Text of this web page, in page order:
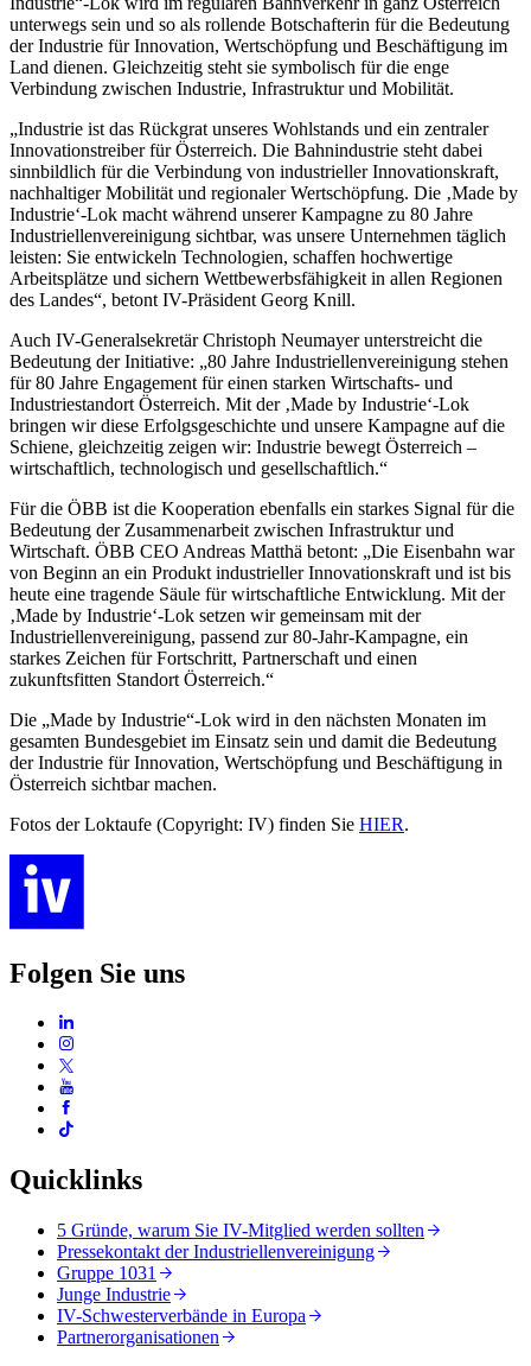
unterwegs sein und so als rollende Botschafterin für die Bedeutung
der Industrie für Innovation, Wertschöpfung und Beschäftigung im
Land dienen. Gleichzeitig steht sie symbolisch für die enge
Verbindung zwischen Industrie, Infrastruktur und Mobilität.
„Industrie ist das Rückgrat unseres Wohlstands und ein zentraler
Innovationstreiber für Österreich. Die Bahnindustrie steht dabei
sinnbildlich für die Verbindung von industrieller Innovationskraft,
nachhaltiger Mobilität und regionaler Wertschöpfung. Die ‚Made by
Industrie‘-Lok macht während unserer Kampagne zu 80 Jahre
Industriellenvereinigung sichtbar, was unsere Unternehmen täglich
leisten: Sie entwickeln Technologien, schaffen hochwertige
Arbeitsplätze und sichern Wettbewerbsfähigkeit in allen Regionen
des Landes“, betont IV-Präsident Georg Knill.
Auch IV-Generalsekretär Christoph Neumayer unterstreicht die
Bedeutung der Initiative: „80 Jahre Industriellenvereinigung stehen
für 80 Jahre Engagement für einen starken Wirtschafts- und
Industriestandort Österreich. Mit der ‚Made by Industrie‘-Lok
bringen wir diese Erfolgsgeschichte und unsere Kampagne auf die
Schiene, gleichzeitig zeigen wir: Industrie bewegt Österreich –
wirtschaftlich, technologisch und gesellschaftlich.“
Für die ÖBB ist die Kooperation ebenfalls ein starkes Signal für die
Bedeutung der Zusammenarbeit zwischen Infrastruktur und
Wirtschaft. ÖBB CEO Andreas Matthä betont: „Die Eisenbahn war
von Beginn an ein Produkt industrieller Innovationskraft und ist bis
heute eine tragende Säule für wirtschaftliche Entwicklung. Mit der
‚Made by Industrie‘-Lok setzen wir gemeinsam mit der
Industriellenvereinigung, passend zur 80-Jahr-Kampagne, ein
starkes Zeichen für Fortschritt, Partnerschaft und einen
zukunftsfitten Standort Österreich.“
Die „Made by Industrie“-Lok wird in den nächsten Monaten im
gesamten Bundesgebiet im Einsatz sein und damit die Bedeutung
der Industrie für Innovation, Wertschöpfung und Beschäftigung in
Österreich sichtbar machen.
Fotos der Loktaufe (Copyright: IV) finden Sie HIER.
Folgen Sie uns
Quicklinks
5 Gründe, warum Sie IV-Mitglied werden sollten
Pressekontakt der Industriellenvereinigung
Gruppe 1031
Junge Industrie
IV-Schwesterverbände in Europa
Partnerorganisationen